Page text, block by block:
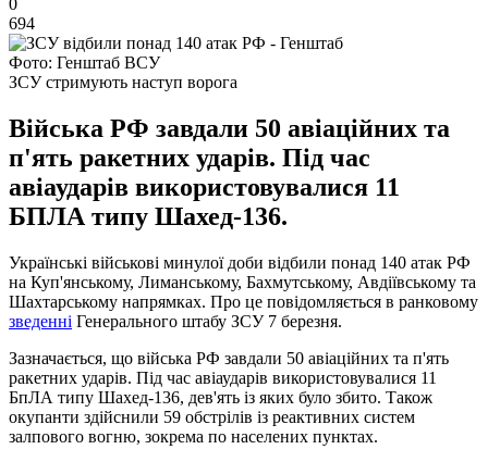
694
Фото: Генштаб ВСУ
ЗСУ стримують наступ ворога
Війська РФ завдали 50 авіаційних та
п'ять ракетних ударів. Під час
авіаударів використовувалися 11
БПЛА типу Шахед-136.
Українські військові минулої доби відбили понад 140 атак РФ
на Куп'янському, Лиманському, Бахмутському, Авдіївському та
Шахтарському напрямках. Про це повідомляється в ранковому
зведенні Генерального штабу ЗСУ 7 березня.
Зазначається, що війська РФ завдали 50 авіаційних та п'ять
ракетних ударів. Під час авіаударів використовувалися 11
БпЛА типу Шахед-136, дев'ять із яких було збито. Також
окупанти здійснили 59 обстрілів із реактивних систем
залпового вогню, зокрема по населених пунктах.